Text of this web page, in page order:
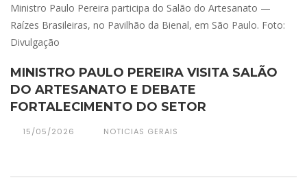
Ministro Paulo Pereira participa do Salão do Artesanato —
Raízes Brasileiras, no Pavilhão da Bienal, em São Paulo. Foto:
Divulgação
MINISTRO PAULO PEREIRA VISITA SALÃO
DO ARTESANATO E DEBATE
FORTALECIMENTO DO SETOR
15/05/2026 NOTICIAS GERAIS